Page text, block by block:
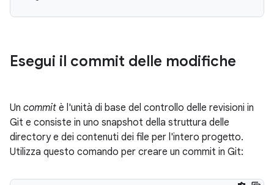
Esegui il commit delle modifiche
Un commit è l'unità di base del controllo delle revisioni in
Git e consiste in uno snapshot della struttura delle
directory e dei contenuti dei file per l'intero progetto.
Utilizza questo comando per creare un commit in Git: